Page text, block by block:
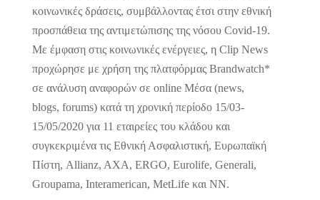
κοινωνικές δράσεις, συμβάλλοντας έτσι στην εθνική
προσπάθεια της αντιμετώπισης της νόσου Covid-19.
Με έμφαση στις κοινωνικές ενέργειες, η Clip News
προχώρησε με χρήση της πλατφόρμας Brandwatch*
σε ανάλυση αναφορών σε online Μέσα (news,
blogs, forums) κατά τη χρονική περίοδο 15/03-
15/05/2020 για 11 εταιρείες του κλάδου και
συγκεκριμένα τις Εθνική Ασφαλιστική, Ευρωπαϊκή
Πίστη, Allianz, AXA, ERGO, Eurolife, Generali,
Groupama, Interamerican, MetLife και NN.